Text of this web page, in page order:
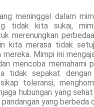
meninggal dalam
tidak kita sukai,
merenungkan
kita merasa tidak
mereka. Mimpi ini
mencoba memahami
tidak sepakat
toleransi,
hubungan yang
yang berbeda